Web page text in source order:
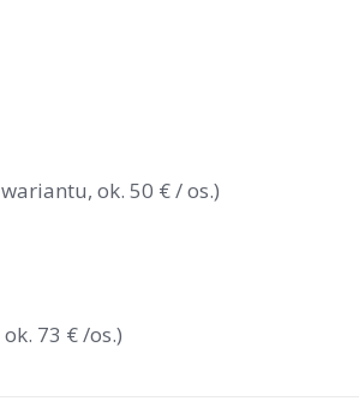
ok. 50 € / os.)
73 € /os.)